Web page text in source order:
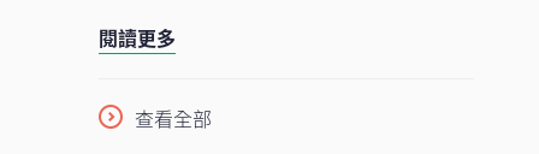
有望延續至2026年下半年，並進一步推進至
動性。此成果主要來自本基金的四大投資支
元分散配置增長型、價值型及收益型股票。
在《2026年下半年展望》中，亞洲區多元資
閱讀更多
查看全部